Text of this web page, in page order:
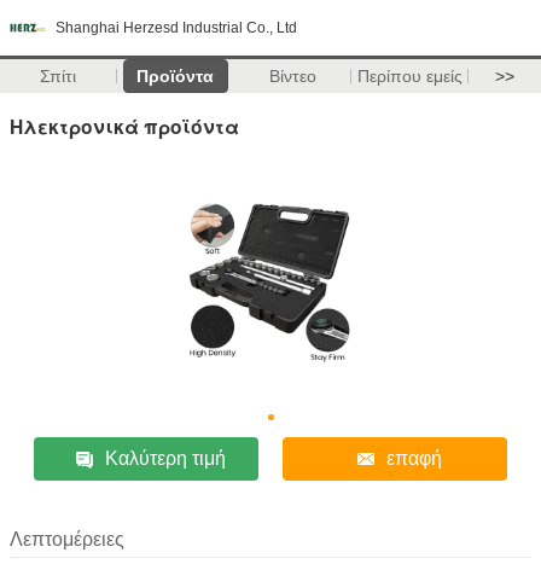
Shanghai Herzesd Industrial Co., Ltd
Σπίτι Προϊόντα Βίντεο Περίπου εμείς >>
Ηλεκτρονικά προϊόντα
Καλύτερη τιμή επαφή
Λεπτομέρειες